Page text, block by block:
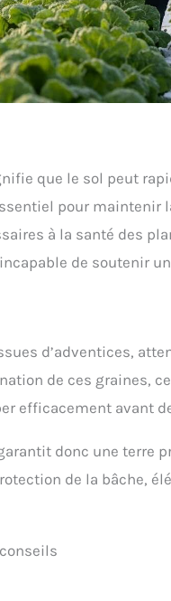
que le sol peut
pour
à la santé des
de soutenir
d’adventices,
de ces graines,
efficacement avant
donc une terre
de la bâche,